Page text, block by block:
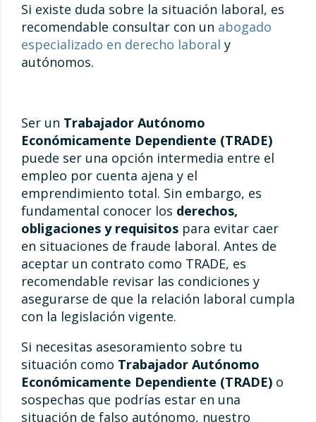
Si existe duda sobre la situación laboral, es
recomendable consultar con un abogado
especializado en derecho laboral y
autónomos.
Ser un Trabajador Autónomo
Económicamente Dependiente (TRADE)
puede ser una opción intermedia entre el
empleo por cuenta ajena y el
emprendimiento total. Sin embargo, es
fundamental conocer los derechos,
obligaciones y requisitos para evitar caer
en situaciones de fraude laboral. Antes de
aceptar un contrato como TRADE, es
recomendable revisar las condiciones y
asegurarse de que la relación laboral cumpla
con la legislación vigente.
Si necesitas asesoramiento sobre tu
situación como Trabajador Autónomo
Económicamente Dependiente (TRADE) o
sospechas que podrías estar en una
situación de falso autónomo, nuestro